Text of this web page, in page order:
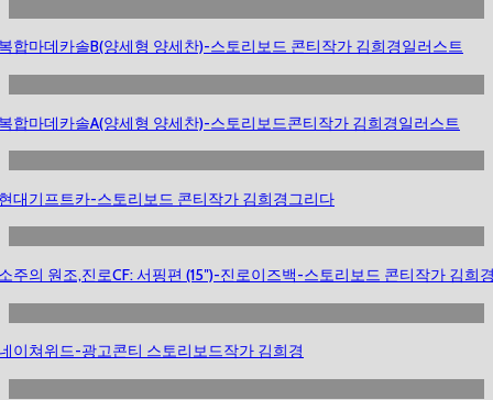
합마데카솔B(양세형 양세찬)-스토리보드 콘티작가 김희경일러스트
합마데카솔A(양세형 양세찬)-스토리보드콘티작가 김희경일러스트
대기프트카-스토리보드 콘티작가 김희경그리다
주의 원조,진로CF: 서핑편 (15″)-진로이즈백-스토리보드 콘티작가 김희
이쳐위드-광고콘티 스토리보드작가 김희경